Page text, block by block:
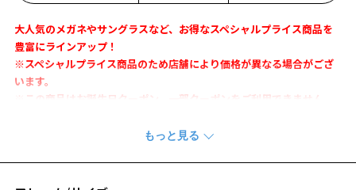
大人気のメガネやサングラスなど、お得なスペシャルプライス商品を
豊富にラインアップ！
※スペシャルプライス商品のため店舗により価格が異なる場合がござ
います。
※この商品はお誕生日クーポン、一部クーポンをご利用できません。
細さや耐久性に優れたS.E.Plasticと軽量なチタンを組み合わせた最高
ほどよいサイズ感とトレンドを取り入れたデザインは、日常使いに最
適。